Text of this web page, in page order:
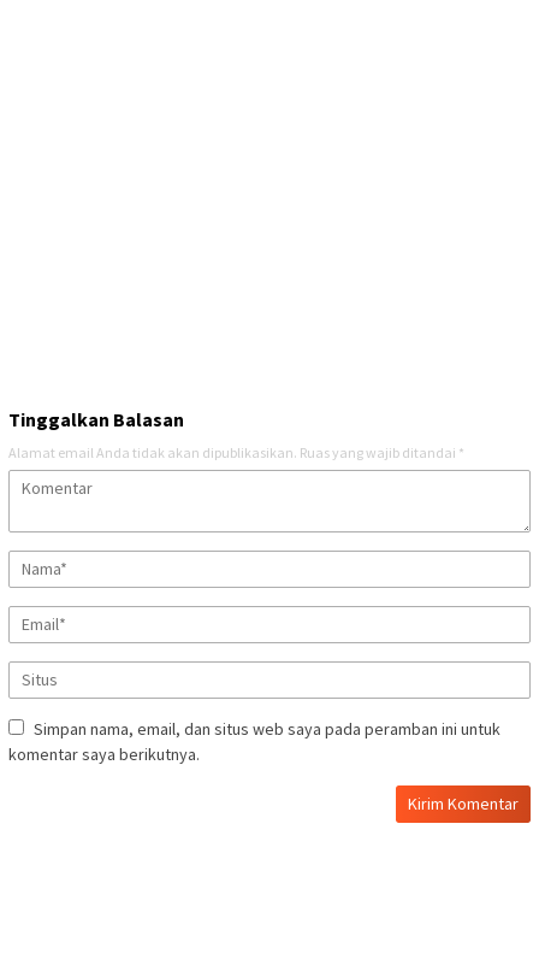
Tinggalkan Balasan
Alamat email Anda tidak akan dipublikasikan. Ruas yang wajib ditandai *
Simpan nama, email, dan situs web saya pada peramban ini untuk
komentar saya berikutnya.